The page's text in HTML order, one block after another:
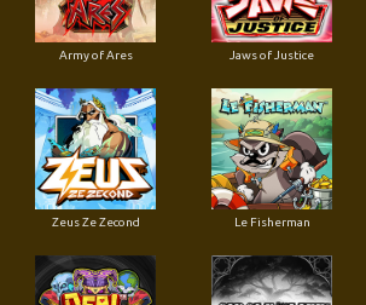
Army of Ares Jaws of Justice
Zeus Ze Zecond Le Fisherman